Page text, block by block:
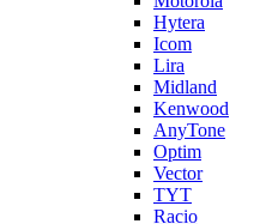
Hytera
Icom
Lira
Midland
Kenwood
AnyTone
Optim
Vector
TYT
Racio